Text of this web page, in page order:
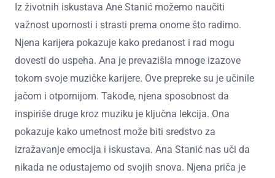
Iz životnih iskustava Ane Stanić možemo naučiti
važnost upornosti i strasti prema onome što radimo.
Njena karijera pokazuje kako predanost i rad mogu
dovesti do uspeha. Ana je prevazišla mnoge izazove
tokom svoje muzičke karijere. Ove prepreke su je učinile
jačom i otpornijom. Takođe, njena sposobnost da
inspiriše druge kroz muziku je ključna lekcija. Ona
pokazuje kako umetnost može biti sredstvo za
izražavanje emocija i iskustava. Ana Stanić nas uči da
nikada ne odustajemo od svojih snova. Njena priča je